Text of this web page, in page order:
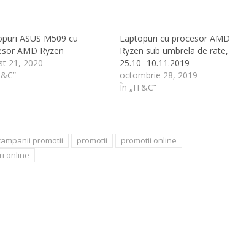
ASUS M509 cu
AMD Ryzen
21, 2020
Laptopuri cu procesor AMD
Ryzen sub umbrela de rate,
25.10- 10.11.2019
octombrie 28, 2019
În „IT&C”
promotii promotii
promotii online
online